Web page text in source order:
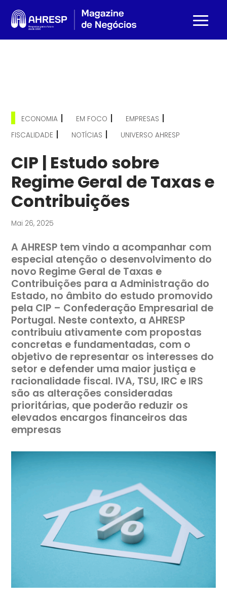
ECONOMIA | EM FOCO | EMPRESAS |
FISCALIDADE | NOTÍCIAS | UNIVERSO AHRESP
CIP | Estudo sobre
Regime Geral de Taxas e
Contribuições
Mai 26, 2025
A AHRESP tem vindo a acompanhar com
especial atenção o desenvolvimento do
novo Regime Geral de Taxas e
Contribuições para a Administração do
Estado, no âmbito do estudo promovido
pela CIP – Confederação Empresarial de
Portugal. Neste contexto, a AHRESP
contribuiu ativamente com propostas
concretas e fundamentadas, com o
objetivo de representar os interesses do
setor e defender uma maior justiça e
racionalidade fiscal. IVA, TSU, IRC e IRS
são as alterações consideradas
prioritárias, que poderão reduzir os
elevados encargos financeiros das
empresas